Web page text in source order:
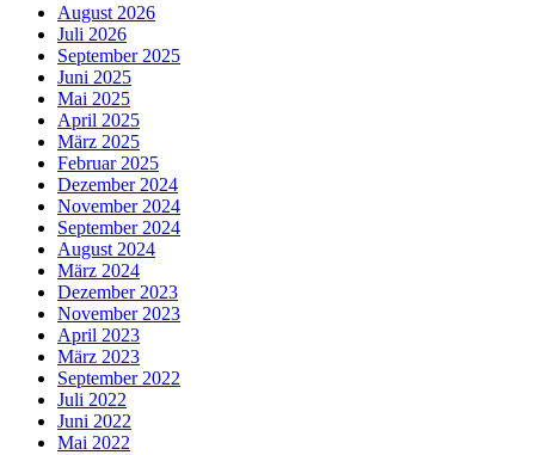
August 2026
Juli 2026
September 2025
Juni 2025
Mai 2025
April 2025
März 2025
Februar 2025
Dezember 2024
November 2024
September 2024
August 2024
März 2024
Dezember 2023
November 2023
April 2023
März 2023
September 2022
Juli 2022
Juni 2022
Mai 2022